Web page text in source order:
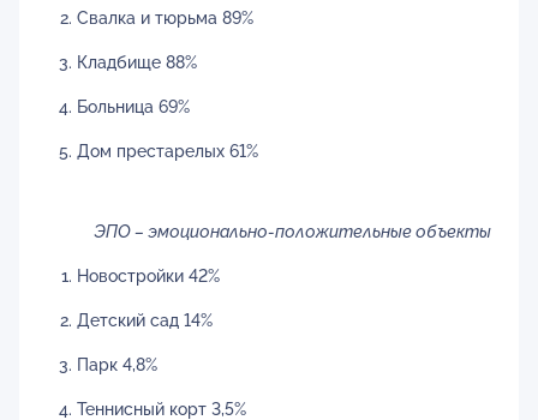
Свалка и тюрьма 89%
Кладбище 88%
Больница 69%
Дом престарелых 61%
ЭПО – эмоционально-положительные объекты
Новостройки 42%
Детский сад 14%
Парк 4,8%
Теннисный корт 3,5%